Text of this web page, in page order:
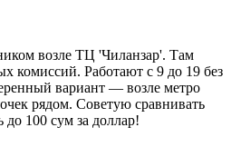
возле ТЦ 'Чиланзар'. Там
комиссий. Работают с 9 до 19 без
вариант — возле метро
рядом. Советую сравнивать
100 сум за доллар!